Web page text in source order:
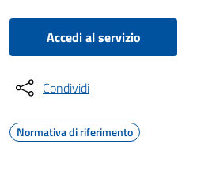
Accedi al servizio
Condividi
Normativa di riferimento